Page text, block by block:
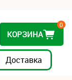
Доставка
КОРЗИНА
0